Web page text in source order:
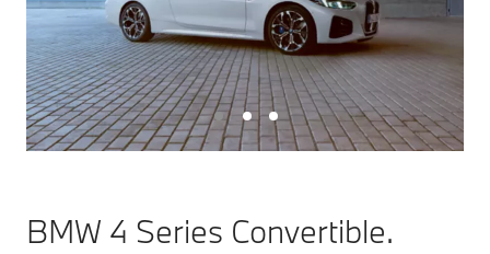
BMW 4 Series Convertible.